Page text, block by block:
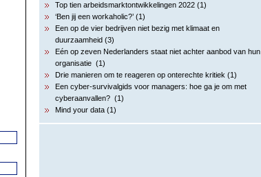
Top tien arbeidsmarktontwikkelingen 2022 (1)
‘Ben jij een workaholic?’ (1)
Een op de vier bedrijven niet bezig met klimaat en
duurzaamheid (3)
Eén op zeven Nederlanders staat niet achter aanbod van hun
organisatie (1)
Drie manieren om te reageren op onterechte kritiek (1)
Een cyber-survivalgids voor managers: hoe ga je om met
cyberaanvallen? (1)
Mind your data (1)